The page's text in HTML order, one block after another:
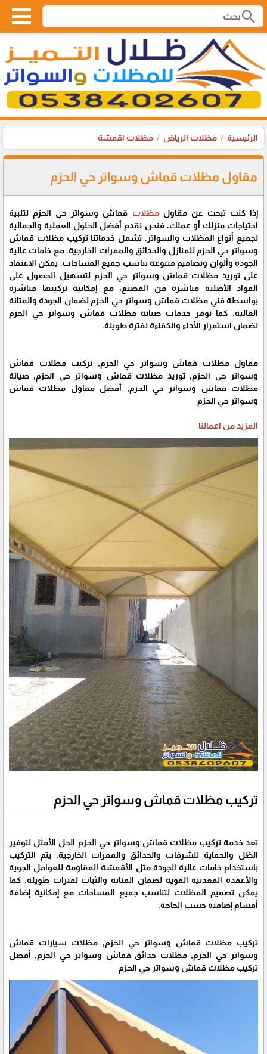
search
الرئيسية مظلات الرياض مظلات اقمشة
مقاول مظلات قماش وسواتر حي الحزم
إذا كنت تبحث عن مقاول مظلات قماش وسواتر حي الحزم لتلبية
احتياجات منزلك أو عملك، فنحن نقدم أفضل الحلول العملية والجمالية
لجميع أنواع المظلات والسواتر. تشمل خدماتنا تركيب مظلات قماش
وسواتر حي الحزم للمنازل والحدائق والممرات الخارجية، مع خامات عالية
الجودة وألوان وتصاميم متنوعة تناسب جميع المساحات. يمكن الاعتماد
على توريد مظلات قماش وسواتر حي الحزم لتسهيل الحصول على
المواد الأصلية مباشرة من المصنع، مع إمكانية تركيبها مباشرة
بواسطة فني مظلات قماش وسواتر حي الحزم لضمان الجودة والمتانة
العالية. كما نوفر خدمات صيانة مظلات قماش وسواتر حي الحزم
لضمان استمرار الأداء والكفاءة لفترة طويلة.
مقاول مظلات قماش وسواتر حي الحزم, تركيب مظلات قماش
وسواتر حي الحزم, توريد مظلات قماش وسواتر حي الحزم, صيانة
مظلات قماش وسواتر حي الحزم, أفضل مقاول مظلات قماش
وسواتر حي الحزم
المزيد من اعمالنا
تركيب مظلات قماش وسواتر حي الحزم
تعد خدمة تركيب مظلات قماش وسواتر حي الحزم الحل الأمثل لتوفير
الظل والحماية للشرفات والحدائق والممرات الخارجية. يتم التركيب
باستخدام خامات عالية الجودة مثل الأقمشة المقاومة للعوامل الجوية
والأعمدة المعدنية القوية لضمان المتانة والثبات لفترات طويلة. كما
يمكن تصميم المظلات لتناسب جميع المساحات مع إمكانية إضافة
أقسام إضافية حسب الحاجة.
تركيب مظلات قماش وسواتر حي الحزم, مظلات سيارات قماش
وسواتر حي الحزم, مظلات حدائق قماش وسواتر حي الحزم, أفضل
تركيب مظلات قماش وسواتر حي الحزم